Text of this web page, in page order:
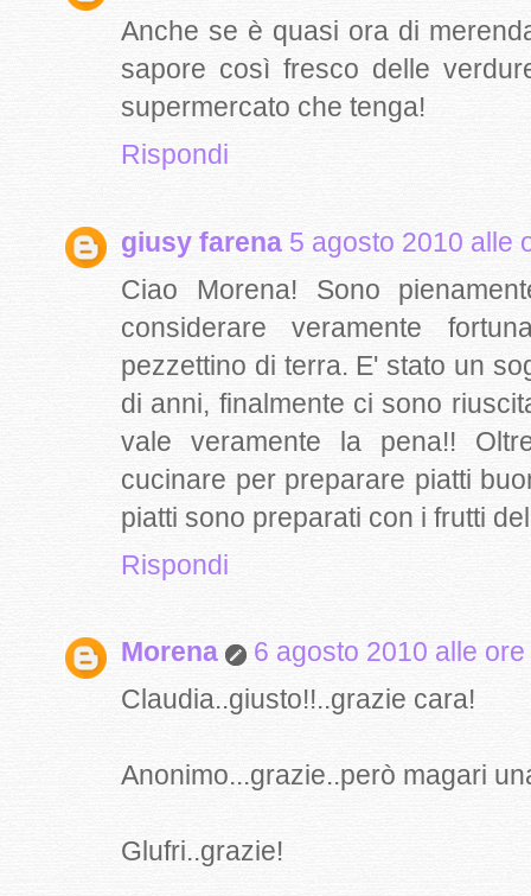
Anche se è quasi ora di
sapore così fresco delle
supermercato che tenga!
Rispondi
giusy farena 5 agosto 2010 alle
Ciao Morena! Sono
considerare veramente
pezzettino di terra. E' stato un
di anni, finalmente ci sono
vale veramente la pena!!
cucinare per preparare piatti
piatti sono preparati con i frutti
Rispondi
Morena
6 agosto 2010 alle ore
Claudia..giusto!!..grazie cara!
Anonimo...grazie..però magari
Glufri..grazie!